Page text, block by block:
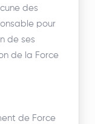
des
pour
de ses
de la Force
de Force